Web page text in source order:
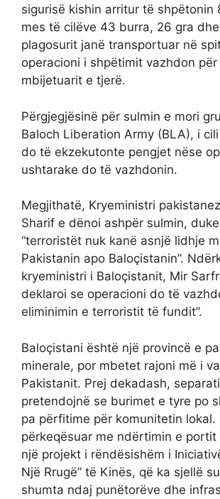
sigurisë kishin arritur të shpëtonin
mes të cilëve 43 burra, 26 gra dhe
plagosurit janë transportuar në
operacioni i shpëtimit vazhdon
mbijetuarit e tjerë.
Përgjegjësinë për sulmin e mori
Baloch Liberation Army (BLA), i
do të ekzekutonte pengjet nëse
ushtarake do të vazhdonin.
Megjithatë, Kryeministri
Sharif e dënoi ashpër sulmin,
“terroristët nuk kanë asnjë lidhje
Pakistanin apo Baloçistanin”.
kryeministri i Baloçistanit, Mir
deklaroi se operacioni do të
eliminimin e terroristit të fundit”.
Baloçistani është një provincë e
minerale, por mbetet rajoni më i
Pakistanit. Prej dekadash,
pretendojnë se burimet e tyre po
pa përfitime për komunitetin lokal.
përkeqësuar me ndërtimin e
një projekt i rëndësishëm i
Një Rrugë” të Kinës, që ka sjellë
shumta ndaj punëtorëve dhe